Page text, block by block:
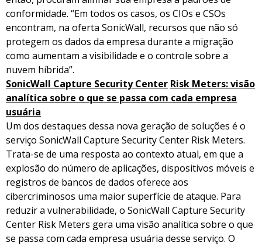
conformidade. “Em todos os casos, os CIOs e CSOs
encontram, na oferta SonicWall, recursos que não só
protegem os dados da empresa durante a migração
como aumentam a visibilidade e o controle sobre a
nuvem híbrida”.
SonicWall Capture Security Center Risk Meters: visão
analítica sobre o que se passa com cada empresa
usuária
Um dos destaques dessa nova geração de soluções é o
serviço SonicWall Capture Security Center Risk Meters.
Trata-se de uma resposta ao contexto atual, em que a
explosão do número de aplicações, dispositivos móveis e
registros de bancos de dados oferece aos
cibercriminosos uma maior superfície de ataque. Para
reduzir a vulnerabilidade, o SonicWall Capture Security
Center Risk Meters gera uma visão analítica sobre o que
se passa com cada empresa usuária desse serviço. O